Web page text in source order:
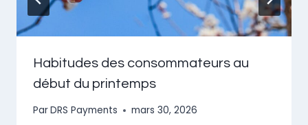
Habitudes des consommateurs au
début du printemps
ParDRS Payments mars 30, 2026